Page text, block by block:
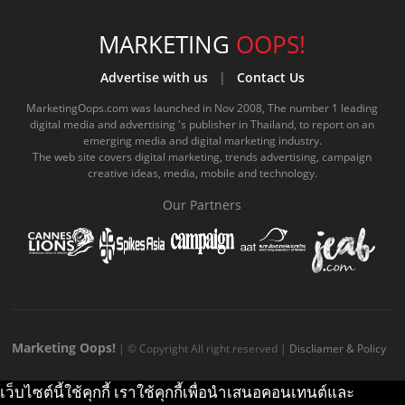
e
b
o
o
k
c
o
t
u
b
e
.
o
o
m
e
m
e
t
a
g
r
a
.
t
o
k
.
c
m
MARKETING OOPS!
Advertise with us| Contact Us
MarketingOops.com was launched in Nov 2008, The number 1 leading
digital media and advertising 's publisher in Thailand, to report on an
emerging media and digital marketing industry.
The web site covers digital marketing, trends advertising, campaign
creative ideas, media, mobile and technology.
Our Partners
Marketing Oops! | © Copyright All right reserved | Discliamer & Policy
เว็บไซต์นี้ใช้คุกกี้ เราใช้คุกกี้เพื่อนำเสนอคอนเทนต์และ